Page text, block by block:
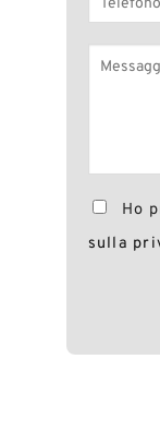
Ho
sulla